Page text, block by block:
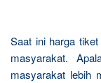
Saat ini harga
masyarakat.
masyarakat lebih